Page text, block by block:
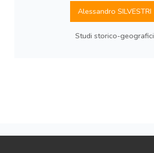
Alessandro SILVESTRI
Studi storico-geografici